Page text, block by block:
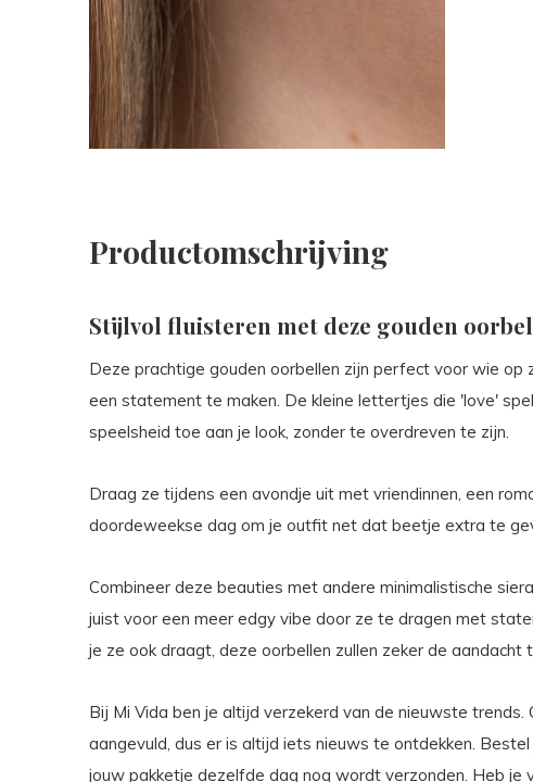
Productomschrijving
Stijlvol fluisteren met deze gouden
Deze prachtige gouden oorbellen zijn perfect voor wie op
een statement te maken. De kleine lettertjes die 'love'
speelsheid toe aan je look, zonder te overdreven te zijn.
Draag ze tijdens een avondje uit met vriendinnen, een
doordeweekse dag om je outfit net dat beetje extra te
Combineer deze beauties met andere minimalistische
juist voor een meer edgy vibe door ze te dragen met
je ze ook draagt, deze oorbellen zullen zeker de aandacht
Bij Mi Vida ben je altijd verzekerd van de nieuwste
aangevuld, dus er is altijd iets nieuws te ontdekken.
jouw pakketje dezelfde dag nog wordt verzonden. Heb je